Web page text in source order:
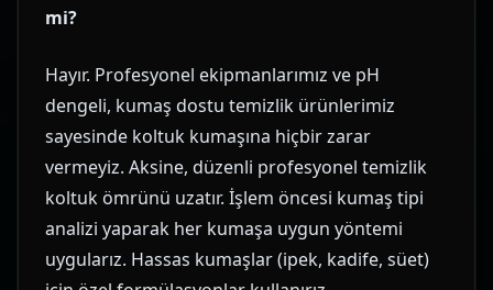
mi?
Hayır. Profesyonel ekipmanlarımız ve pH
dengeli, kumaş dostu temizlik ürünlerimiz
sayesinde koltuk kumaşına hiçbir zarar
vermeyiz. Aksine, düzenli profesyonel temizlik
koltuk ömrünü uzatır. İşlem öncesi kumaş tipi
analizi yaparak her kumaşa uygun yöntemi
uygularız. Hassas kumaşlar (ipek, kadife, süet)